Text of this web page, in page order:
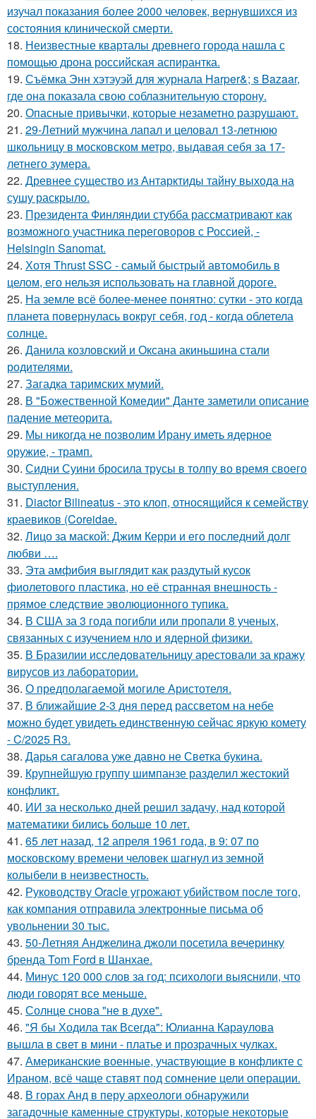
изучал показания более 2000 человек, вернувшихся из
состояния клинической смерти.
18. Неизвестные кварталы древнего города нашла с
помощью дрона российская аспирантка.
19. Съёмка Энн хэтэуэй для журнала Harper&; s Bazaar,
где она показала свою соблазнительную сторону.
20. Опасные привычки, которые незаметно разрушают.
21. 29-Летний мужчина лапал и целовал 13-летнюю
школьницу в московском метро, выдавая себя за 17-
летнего зумера.
22. Древнее существо из Антарктиды тайну выхода на
сушу раскрыло.
23. Президента Финляндии стубба рассматривают как
возможного участника переговоров с Россией, -
Helsingin Sanomat.
24. Хотя Thrust SSC - самый быстрый автомобиль в
целом, его нельзя использовать на главной дороге.
25. На земле всё более-менее понятно: сутки - это когда
планета повернулась вокруг себя, год - когда облетела
солнце.
26. Данила козловский и Оксана акиньшина стали
родителями.
27. Загадка таримских мумий.
28. В "Божественной Комедии" Данте заметили описание
падение метеорита.
29. Мы никогда не позволим Ирану иметь ядерное
оружие, - трамп.
30. Сидни Суини бросила трусы в толпу во время своего
выступления.
31. Diactor Bilineatus - это клоп, относящийся к семейству
краевиков (Coreidae.
32. Лицо за маской: Джим Керри и его последний долг
любви ….
33. Эта амфибия выглядит как раздутый кусок
фиолетового пластика, но её странная внешность -
прямое следствие эволюционного тупика.
34. В США за 3 года погибли или пропали 8 ученых,
связанных с изучением нло и ядерной физики.
35. В Бразилии исследовательницу арестовали за кражу
вирусов из лаборатории.
36. О предполагаемой могиле Аристотеля.
37. В ближайшие 2-3 дня перед рассветом на небе
можно будет увидеть единственную сейчас яркую комету
- C/2025 R3.
38. Дарья сагалова уже давно не Светка букина.
39. Крупнейшую группу шимпанзе разделил жестокий
конфликт.
40. ИИ за несколько дней решил задачу, над которой
математики бились больше 10 лет.
41. 65 лет назад, 12 апреля 1961 года, в 9: 07 по
московскому времени человек шагнул из земной
колыбели в неизвестность.
42. Руководству Oracle угрожают убийством после того,
как компания отправила электронные письма об
увольнении 30 тыс.
43. 50-Летняя Анджелина джоли посетила вечеринку
бренда Tom Ford в Шанхае.
44. Минус 120 000 слов за год: психологи выяснили, что
люди говорят все меньше.
45. Солнце снова "не в духе".
46. "Я бы Ходила так Всегда": Юлианна Караулова
вышла в свет в мини - платье и прозрачных чулках.
47. Американские военные, участвующие в конфликте с
Ираном, всё чаще ставят под сомнение цели операции.
48. В горах Анд в перу археологи обнаружили
загадочные каменные структуры, которые некоторые